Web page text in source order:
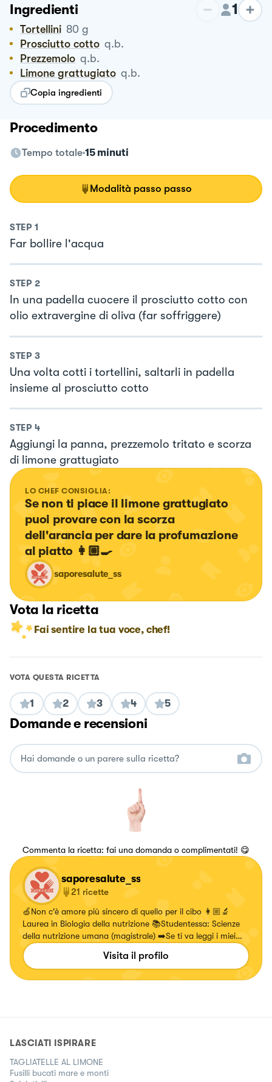
Ingredienti 1
Tortellini 80 g
Prosciutto cotto q.b.
Prezzemolo q.b.
Limone grattugiato q.b.
Copia ingredienti
Procedimento
Tempo totale 15 minuti
Modalità passo passo
STEP 1
Far bollire l'acqua
STEP 2
In una padella cuocere il prosciutto cotto con
olio extravergine di oliva (far soffriggere)
STEP 3
Una volta cotti i tortellini, saltarli in padella
insieme al prosciutto cotto
STEP 4
Aggiungi la panna, prezzemolo tritato e scorza
di limone grattugiato
LO CHEF CONSIGLIA:
Se non ti piace il limone grattugiato
puoi provare con la scorza
dell'arancia per dare la profumazione
al piatto 👩🏼‍🍳
saporesalute_ss
Vota la ricetta
Fai sentire la tua voce, chef!
VOTA QUESTA RICETTA
1 2 3 4 5
Domande e recensioni
Commenta la ricetta: fai una domanda o complimentati! 😋
saporesalute_ss
21 ricette
🍏Non c'è amore più sincero di quello per il cibo 👩🏼‍🔬
Laurea in Biologia della nutrizione 📚Studentessa: Scienze
della nutrizione umana (magistrale) ➡️Se ti va leggi i miei
post sulla pagina instagram
Visita il profilo
LASCIATI ISPIRARE
TAGLIATELLE AL LIMONE
Fusilli bucati mare e monti